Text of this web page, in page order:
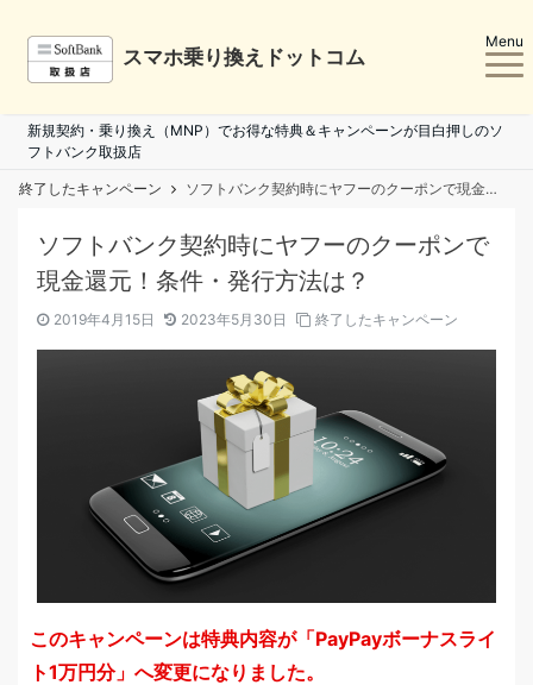
スマホ乗り換えドットコム
Menu
新規契約・乗り換え（MNP）でお得な特典＆キャンペーンが目白押しのソ
フトバンク取扱店
終了したキャンペーン ソフトバンク契約時にヤフーのクーポンで現金還元！条件・発行方法は？
ソフトバンク契約時にヤフーのクーポンで
現金還元！条件・発行方法は？
2019年4月15日 2023年5月30日 終了したキャンペーン
このキャンペーンは特典内容が「PayPayボーナスライ
ト1万円分」へ変更になりました。